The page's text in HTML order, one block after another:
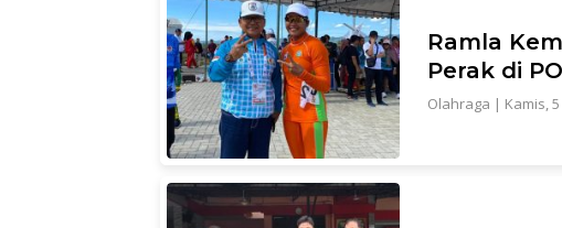
Ramla
Perak di
Olahraga | Kamis,